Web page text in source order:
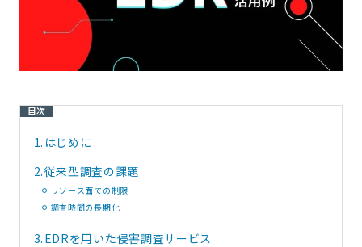
目次
1. はじめに
2.従来型調査の課題
リソース面での制限
調査時間の長期化
3. EDRを用いた侵害調査サービス